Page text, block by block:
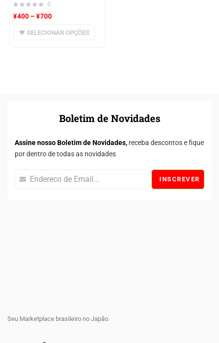
0
¥400 – ¥700
SELECIONAR OPÇÕES
Boletim de Novidades
Assine nosso Boletim de Novidades, receba descontos e fique
por dentro de todas as novidades
INSCREVER
Seu Marketplace brasileiro no Japão.